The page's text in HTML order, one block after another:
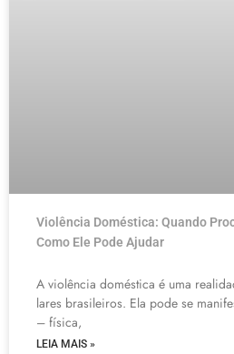
Violência Doméstica: Quando
Como Ele Pode Ajudar
A violência doméstica é uma
lares brasileiros. Ela pode se
– física,
LEIA MAIS »